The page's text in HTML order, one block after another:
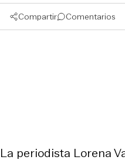
Compartir Comentarios
La periodista Lorena